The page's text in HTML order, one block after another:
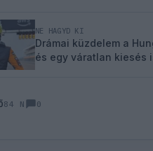
NE HAGYD KI
Drámai küzdelem a
és egy váratlan kiesés
84 N 0